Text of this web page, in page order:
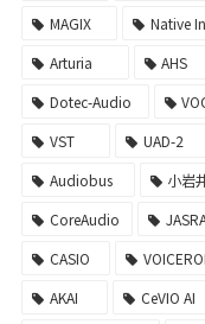
MAGIX
Native
Arturia
AHS
Dotec-Audio
VST
UAD-2
Audiobus
小岩
CoreAudio
CASIO
AKAI
CeVIO AI